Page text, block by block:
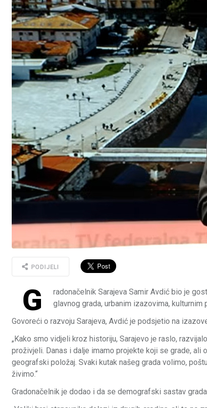
PODIJELI
G
radonačelnik Sarajeva Samir Avdić bio je
glavnog grada, urbanim izazovima,
Govoreći o razvoju Sarajeva, Avdić je podsjetio na
„Kako smo vidjeli kroz historiju, Sarajevo je raslo,
proživjeli. Danas i dalje imamo projekte koji se grade,
geografski položaj. Svaki kutak našeg grada volimo,
živimo.“
Gradonačelnik je dodao i da se demografski sastav